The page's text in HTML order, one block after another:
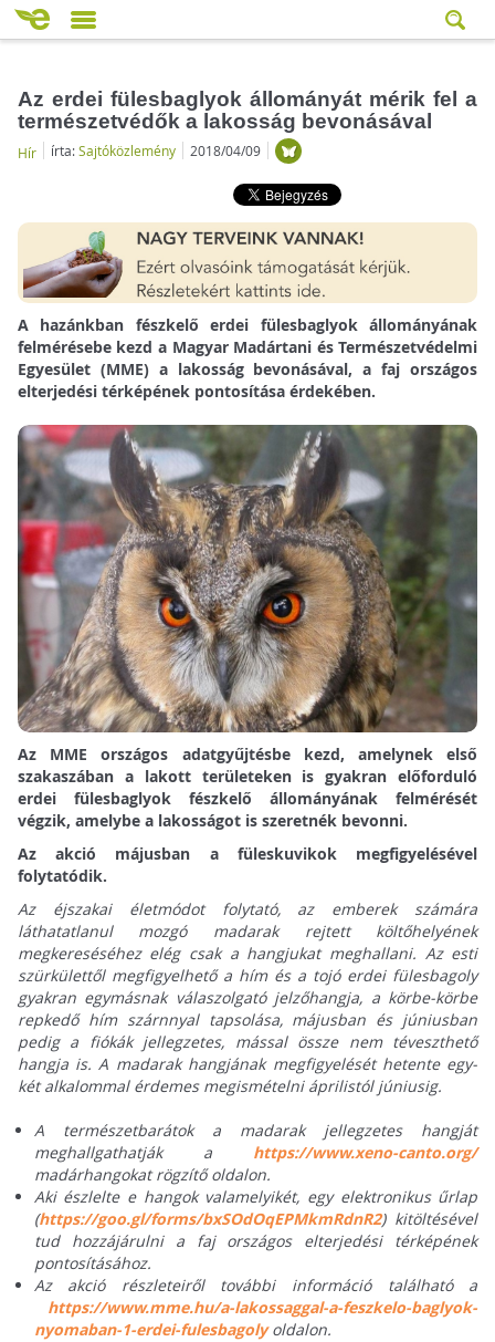
Az erdei fülesbaglyok állományát mérik fel a
természetvédők a lakosság bevonásával
Hír írta:Sajtóközlemény 2018/04/09
A hazánkban fészkelő erdei fülesbaglyok állományának
felmérésebe kezd a Magyar Madártani és Természetvédelmi
Egyesület (MME) a lakosság bevonásával, a faj országos
elterjedési térképének pontosítása érdekében.
Az MME országos adatgyűjtésbe kezd, amelynek első
szakaszában a lakott területeken is gyakran előforduló
erdei fülesbaglyok fészkelő állományának felmérését
végzik, amelybe a lakosságot is szeretnék bevonni.
Az akció májusban a füleskuvikok megfigyelésével
folytatódik.
Az éjszakai életmódot folytató, az emberek számára
láthatatlanul mozgó madarak rejtett költőhelyének
megkereséséhez elég csak a hangjukat meghallani. Az esti
szürkülettől megfigyelhető a hím és a tojó erdei fülesbagoly
gyakran egymásnak válaszolgató jelzőhangja, a körbe-körbe
repkedő hím szárnnyal tapsolása, májusban és júniusban
pedig a fiókák jellegzetes, mással össze nem téveszthető
hangja is. A madarak hangjának megfigyelését hetente egy-
két alkalommal érdemes megismételni áprilistól júniusig.
A természetbarátok a madarak jellegzetes hangját
meghallgathatják a https://www.xeno-canto.org/
madárhangokat rögzítő oldalon.
Aki észlelte e hangok valamelyikét, egy elektronikus űrlap
(https://goo.gl/forms/bxSOdOqEPMkmRdnR2) kitöltésével
tud hozzájárulni a faj országos elterjedési térképének
pontosításához.
Az akció részleteiről további információ található a
https://www.mme.hu/a-lakossaggal-a-feszkelo-baglyok-
nyomaban-1-erdei-fulesbagolyoldalon.